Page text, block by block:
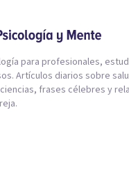
para profesionales,
Artículos diarios sobre
frases célebres y